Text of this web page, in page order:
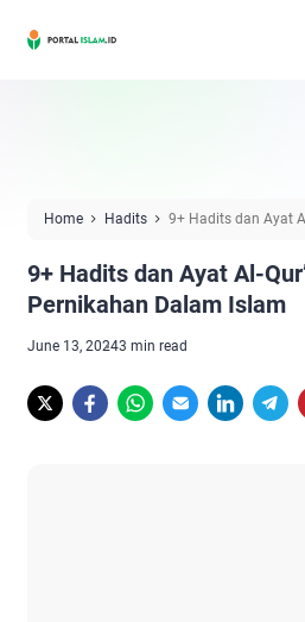
Home Hadits
9+ Hadits dan Ayat
9+ Hadits dan Ayat Al-
Pernikahan Dalam Islam
June 13, 20243 min read